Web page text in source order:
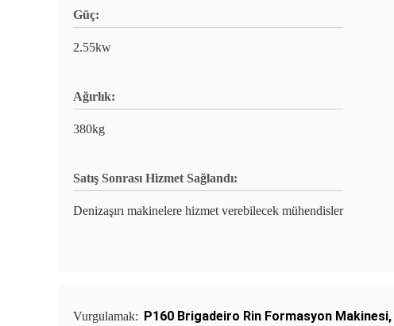
Güç:
2.55kw
Ağırlık:
380kg
Satış Sonrası Hizmet Sağlandı:
Denizaşırı makinelere hizmet verebilecek mühendisler
Vurgulamak: P160 Brigadeiro Rin Formasyon Makinesi,